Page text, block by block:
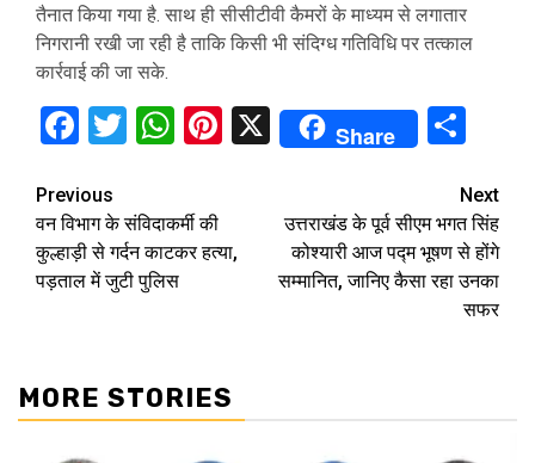
तैनात किया गया है. साथ ही सीसीटीवी कैमरों के माध्यम से लगातार
निगरानी रखी जा रही है ताकि किसी भी संदिग्ध गतिविधि पर तत्काल
कार्रवाई की जा सके.
Facebook
Twitter
WhatsApp
Pinterest
X Share
Continue
Reading
Previous
वन विभाग के संविदाकर्मी की
कुल्हाड़ी से गर्दन काटकर हत्या,
पड़ताल में जुटी पुलिस
Next
उत्तराखंड के पूर्व सीएम भगत सिंह
कोश्यारी आज पद्म भूषण से होंगे
सम्मानित, जानिए कैसा रहा उनका
सफर
MORE STORIES